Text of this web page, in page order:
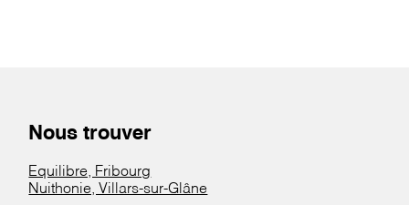
Nous trouver
Equilibre, Fribourg
Nuithonie, Villars-sur-Glâne